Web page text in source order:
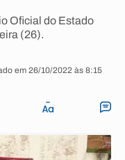
Oficial do Estado
(26).
em 26/10/2022 às 8:15